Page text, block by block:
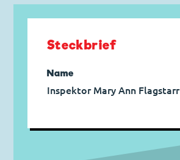
Steckbrief
Name
Inspektor Mary Ann Flagstarr